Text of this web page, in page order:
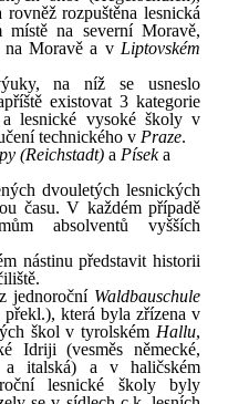
rozpuštěna lesnická
místě na severní Moravě,
na Moravě a v Liptovském
na níž se usneslo
existovat 3 kategorie
a lesnické vysoké školy v
technického v Praze.
(Reichstadt) a Píseka
dvouletých lesnických
času. V každém případě
absolventů vyšších
nástinu představit historii
jednoroční Waldbauschule
která byla zřízena v
škol v tyrolském Hallu,
Idriji (vesměs německé,
a italská) a v haličském
lesnické školy byly